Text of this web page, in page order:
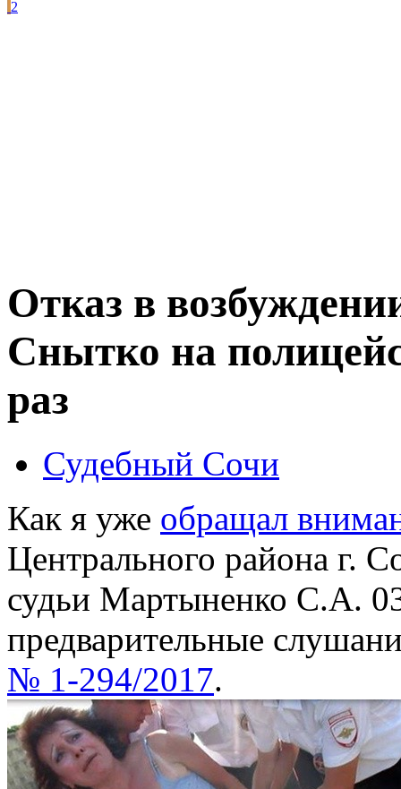
2
Отказ в
Снытко на
раз
Судебный Сочи
Как я уже обращал
Центрального района г.
судьи Мартыненко С.А.
предварительные
№ 1-294/2017.